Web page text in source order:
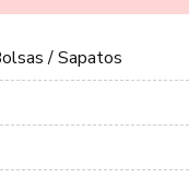
/ Sapatos